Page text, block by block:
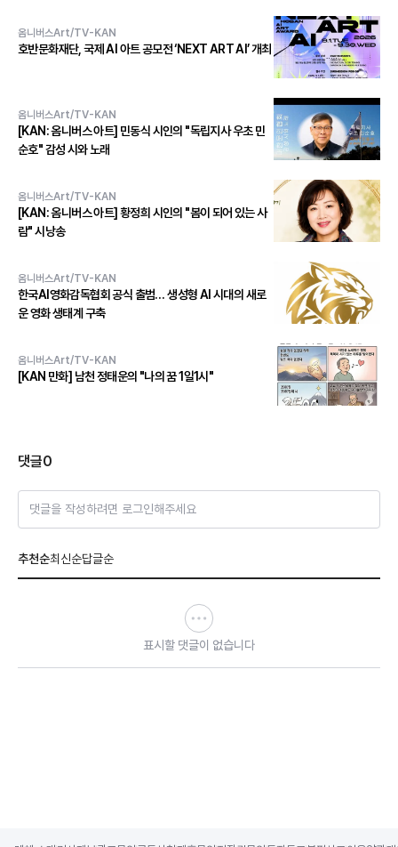
옴니버스Art/TV-KAN
호반문화재단, 국제 AI 아트 공모전 ‘NEXT ART AI’ 개최
옴니버스Art/TV-KAN
[KAN: 옴니버스 아트] 민동식 시인의 "독립지사 우초 민
순호" 감성 시와 노래
옴니버스Art/TV-KAN
[KAN: 옴니버스 아트] 황정희 시인의 "봄이 되어 있는 사
람" 시낭송
옴니버스Art/TV-KAN
한국AI영화감독협회 공식 출범… 생성형 AI 시대의 새로
운 영화 생태계 구축
옴니버스Art/TV-KAN
[KAN 만화] 남천 정태운의 "나의 꿈 1일1시"
댓글0
댓글을 작성하려면 로그인해주세요
추천순최신순답글순
표시할 댓글이 없습니다